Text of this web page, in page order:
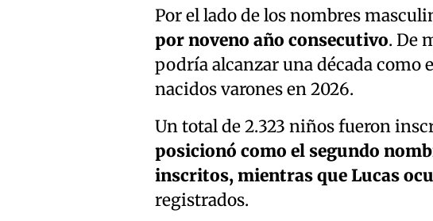
Por el lado de los nombres
por noveno año consecutivo. De
podría alcanzar una década como
nacidos varones en 2026.
Un total de 2.323 niños fueron
posicionó como el segundo
inscritos, mientras que Lucas
registrados.